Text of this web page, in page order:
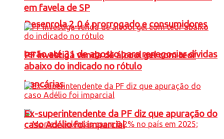
Desenrola 2.0 é prorrogado e consumidores
terão até 31 de agosto para renegociar dívidas
bancárias
em favela de SP
PF investiga venda de álcool gel com teor
abaixo do indicado no rótulo
Ex-superintendente da PF diz que apuração do
caso Adélio foi imparcial